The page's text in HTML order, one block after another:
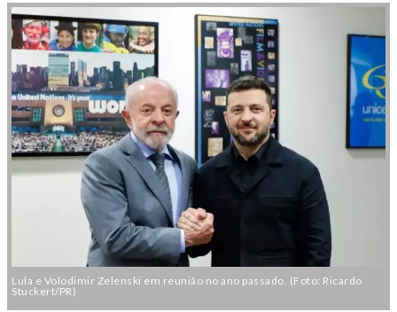
Lula e Volodimir Zelenski em reunião no ano passado. (Foto: Ricardo
Stuckert/PR)